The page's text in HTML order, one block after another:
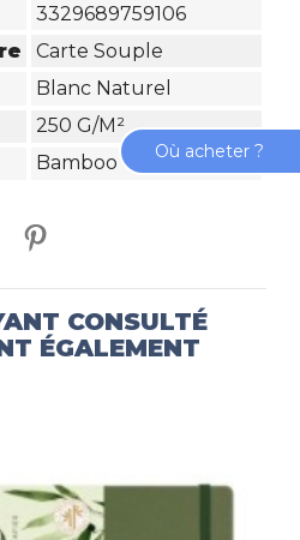
3329689759106
Carte Souple
Blanc Naturel
250 G/m²
Bamboo
CONSULTÉ
ÉGALEMENT
Où acheter ?